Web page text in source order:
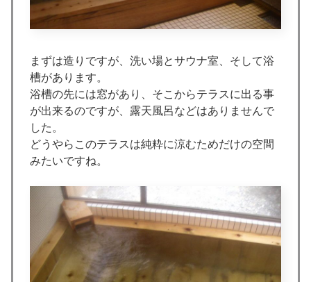
まずは造りですが、洗い場とサウナ室、そして浴
槽があります。
浴槽の先には窓があり、そこからテラスに出る事
が出来るのですが、露天風呂などはありませんで
した。
どうやらこのテラスは純粋に涼むためだけの空間
みたいですね。